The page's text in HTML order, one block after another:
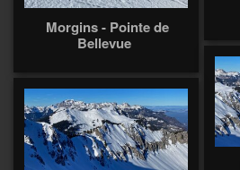
Morgins - Pointe de
Bellevue